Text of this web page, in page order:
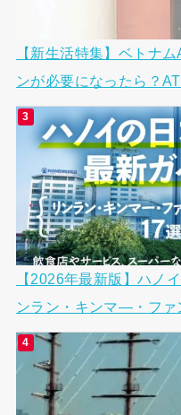
【新生活特集】ベトナ
ンが必要になったら？
【2026年最新版】ハノ
ンラン・キンマ―・ファ